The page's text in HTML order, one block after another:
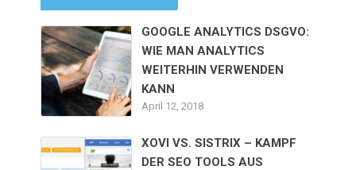
GOOGLE ANALYTICS DSGVO:
WIE MAN ANALYTICS
WEITERHIN VERWENDEN
KANN
April 12, 2018
XOVI VS. SISTRIX – KAMPF
DER SEO TOOLS AUS